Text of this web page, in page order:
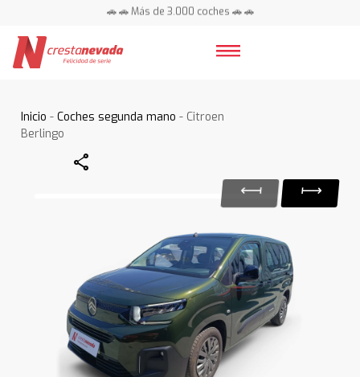
🚗 🚗 Más de 3.000 coches 🚗 🚗
Inicio -Coches segunda mano - Citroen
Berlingo
Share